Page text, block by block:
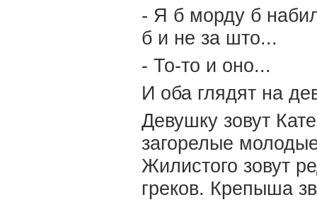
- Я б морду б
б и не за што...
- То-то и оно...
И оба глядят на
Девушку зовут
загорелые
Жилистого зовут
греков. Крепыша